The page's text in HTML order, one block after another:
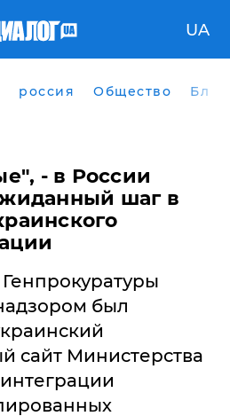
UA
россия Общество
- в России
шаг в
был
сайт Министерства